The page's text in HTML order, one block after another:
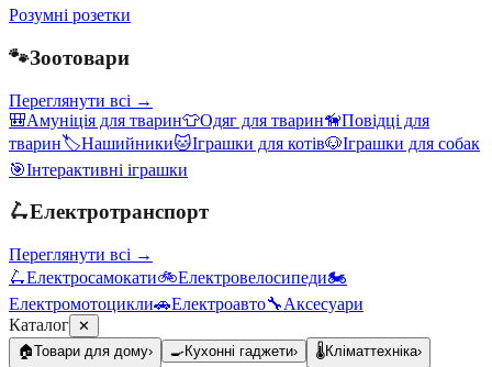
Розумні розетки
🐾Зоотовари
Переглянути всі →
🎒Амуніція для тварин👕Одяг для тварин🦮Повідці для
тварин🏷️Нашийники🐱Іграшки для котів🐶Іграшки для собак
🎯Інтерактивні іграшки
🛴Електротранспорт
Переглянути всі →
🛴Електросамокати🚲Електровелосипеди🏍️
Електромотоцикли🚗Електроавто🔧Аксесуари
Каталог ✕
🏠Товари для дому› 🍳Кухонні гаджети› 🌡️Кліматтехніка›